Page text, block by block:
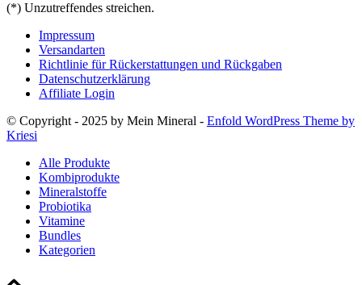
(*) Unzutreffendes streichen.
Impressum
Versandarten
Richtlinie für Rückerstattungen und Rückgaben
Datenschutzerklärung
Affiliate Login
© Copyright - 2025 by Mein Mineral - Enfold WordPress Theme by
Kriesi
Alle Produkte
Kombiprodukte
Mineralstoffe
Probiotika
Vitamine
Bundles
Kategorien